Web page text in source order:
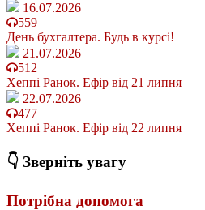
16.07.2026
559
День бухгалтера. Будь в курсі!
21.07.2026
512
Хеппі Ранок. Ефір від 21 липня
22.07.2026
477
Хеппі Ранок. Ефір від 22 липня
👇 Зверніть увагу
Потрібна допомога